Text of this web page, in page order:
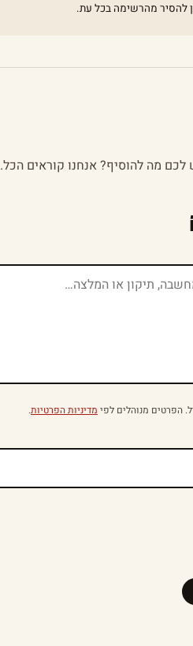
להסיר מהרשימה בכל עת.
לכם מה להוסיף? אנחנו קוראים הכל.
הפרטים מנוהלים לפי מדיניות הפרטיות.